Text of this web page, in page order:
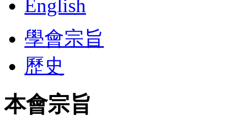
English
學會宗旨
歷史
本會宗旨